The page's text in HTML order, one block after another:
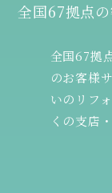
全国67拠点
全国67拠
のお客様
いのリフ
くの支店